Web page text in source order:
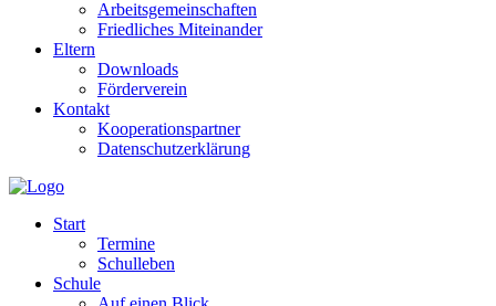
Arbeitsgemeinschaften
Friedliches Miteinander
Eltern
Downloads
Förderverein
Kontakt
Kooperationspartner
Datenschutzerklärung
Start
Termine
Schulleben
Schule